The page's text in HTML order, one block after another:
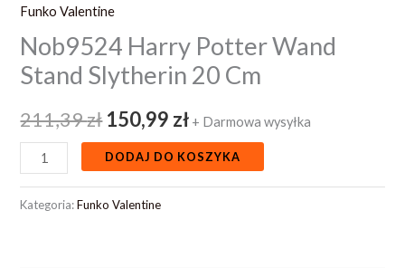
Funko Valentine
Nob9524 Harry Potter Wand
Stand Slytherin 20 Cm
211,39zł 150,99 zł + Darmowa wysyłka
DODAJ DO KOSZYKA
Kategoria:Funko Valentine